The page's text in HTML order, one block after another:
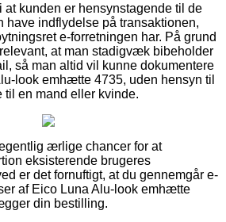
at kunden er hensynstagende til de
have indflydelse på transaktionen,
e-forretningen har. På grund
at man stadigvæk bibeholder
så man altid vil kunne dokumentere
look emhætte 4735, uden hensyn til
til en mand eller kvinde.
ærlige chancer for at
eksisterende brugeres
er det fornuftigt, at du gennemgår e-
af Eico Luna Alu-look emhætte
din bestilling.